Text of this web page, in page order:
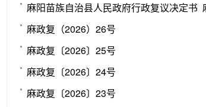
麻阳苗族自治县人民政府行政复议决定书
麻政复（2026）26号
麻政复〔2026〕25号
麻政复〔2026〕24号
麻政复〔2026〕23号